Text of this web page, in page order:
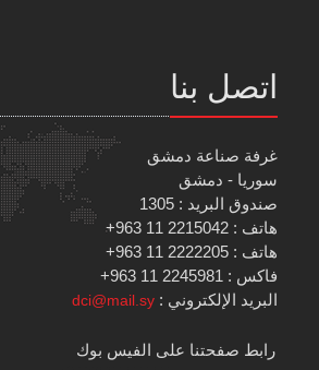
اتصل بنا
غرفة صناعة دمشق
سوريا - دمشق
صندوق البريد : 1305
هاتف : 2215042 11 963+
هاتف : 2222205 11 963+
فاكس : 2245981 11 963+
البريد الإلكتروني :dci@mail.sy
رابط صفحتنا على الفيس بوك